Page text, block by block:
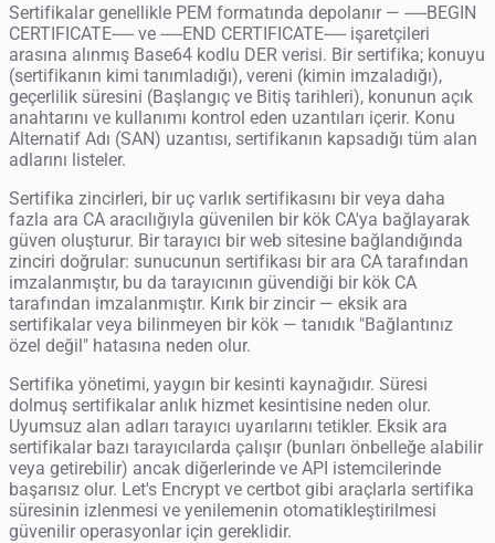
Sertifikalar genellikle PEM formatında depolanır — -----BEGIN
CERTIFICATE----- ve -----END CERTIFICATE----- işaretçileri
arasına alınmış Base64 kodlu DER verisi. Bir sertifika; konuyu
(sertifikanın kimi tanımladığı), vereni (kimin imzaladığı),
geçerlilik süresini (Başlangıç ve Bitiş tarihleri), konunun açık
anahtarını ve kullanımı kontrol eden uzantıları içerir. Konu
Alternatif Adı (SAN) uzantısı, sertifikanın kapsadığı tüm alan
adlarını listeler.
Sertifika zincirleri, bir uç varlık sertifikasını bir veya daha
fazla ara CA aracılığıyla güvenilen bir kök CA'ya bağlayarak
güven oluşturur. Bir tarayıcı bir web sitesine bağlandığında
zinciri doğrular: sunucunun sertifikası bir ara CA tarafından
imzalanmıştır, bu da tarayıcının güvendiği bir kök CA
tarafından imzalanmıştır. Kırık bir zincir — eksik ara
sertifikalar veya bilinmeyen bir kök — tanıdık "Bağlantınız
özel değil" hatasına neden olur.
Sertifika yönetimi, yaygın bir kesinti kaynağıdır. Süresi
dolmuş sertifikalar anlık hizmet kesintisine neden olur.
Uyumsuz alan adları tarayıcı uyarılarını tetikler. Eksik ara
sertifikalar bazı tarayıcılarda çalışır (bunları önbelleğe alabilir
veya getirebilir) ancak diğerlerinde ve API istemcilerinde
başarısız olur. Let's Encrypt ve certbot gibi araçlarla sertifika
süresinin izlenmesi ve yenilemenin otomatikleştirilmesi
güvenilir operasyonlar için gereklidir.